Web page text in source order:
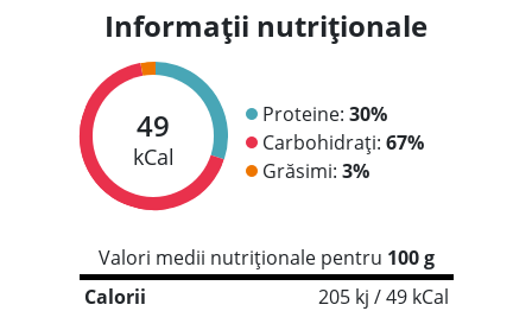
Informații nutriționale
49
kCal
Proteine: 30%
Carbohidrați: 67%
Grăsimi: 3%
Valori medii nutriționale pentru 100 g
Calorii
205 kj / 49 kCal